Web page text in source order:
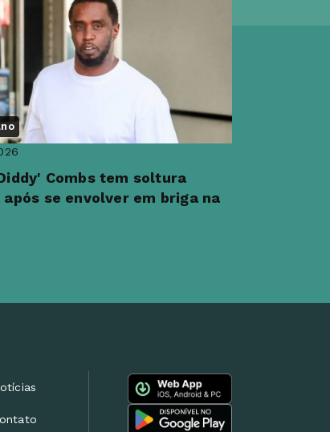
Combs tem soltura
após se envolver em briga na